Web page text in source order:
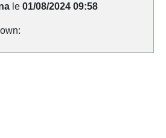
le 01/08/2024 09:58